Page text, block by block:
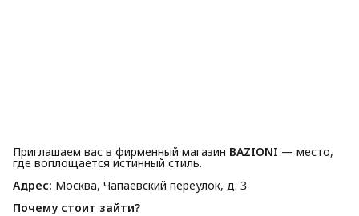
Приглашаем вас в фирменный магазин BAZIONI — место,
где воплощается истинный стиль.
Адрес: Москва, Чапаевский переулок, д. 3
Почему стоит зайти?